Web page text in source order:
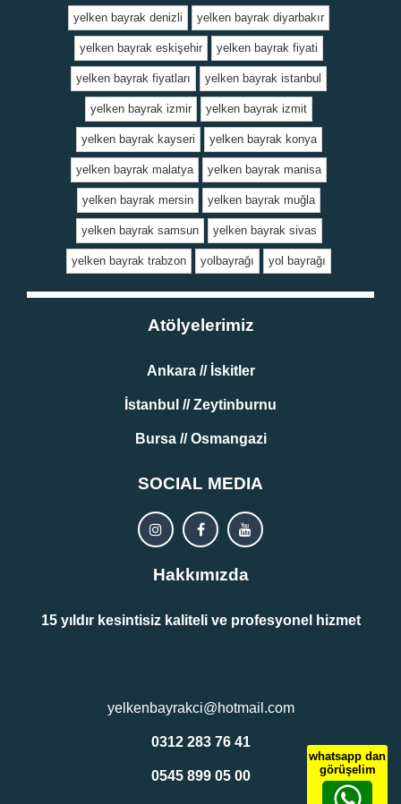
whatsapp dan
görüşelim
yelken bayrak denizli yelken bayrak diyarbakır
yelken bayrak eskişehir yelken bayrak fiyati
yelken bayrak fiyatları yelken bayrak istanbul
yelken bayrak izmir yelken bayrak izmit
yelken bayrak kayseri yelken bayrak konya
yelken bayrak malatya yelken bayrak manisa
yelken bayrak mersin yelken bayrak muğla
yelken bayrak samsun yelken bayrak sivas
yelken bayrak trabzon yolbayrağı yol bayrağı
Atölyelerimiz
Ankara // İskitler
İstanbul // Zeytinburnu
Bursa // Osmangazi
SOCIAL MEDIA
Hakkımızda
15 yıldır kesintisiz kaliteli ve profesyonel hizmet
yelkenbayrakci@hotmail.com
0312 283 76 41
0545 899 05 00